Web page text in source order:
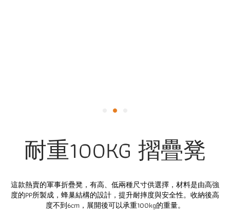
耐重100KG 摺疊凳
這款熱賣的軍事折疊凳，有高、低兩種尺寸供選擇，材料是由高強
度的PP所製成，蜂巢結構的設計，提升耐摔度與安全性。收納後高
度不到6cm，展開後可以承重100kg的重量。